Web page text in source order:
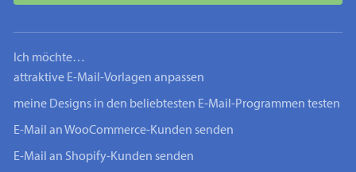
Ich möchte…
attraktive E-Mail-Vorlagen anpassen
meine Designs in den beliebtesten E-Mail-Programmen testen
E-Mail an WooCommerce-Kunden senden
E-Mail an Shopify-Kunden senden